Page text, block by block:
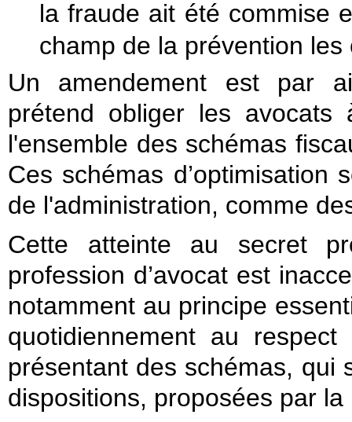
la fraude ait été commise
champ de la prévention
Un amendement est par
prétend obliger les avocats
l'ensemble des schémas
Ces schémas d’optimisation
de l'administration, comme
Cette atteinte au secret
profession d’avocat est
notamment au principe
quotidiennement au
présentant des schémas, qui
dispositions, proposées par